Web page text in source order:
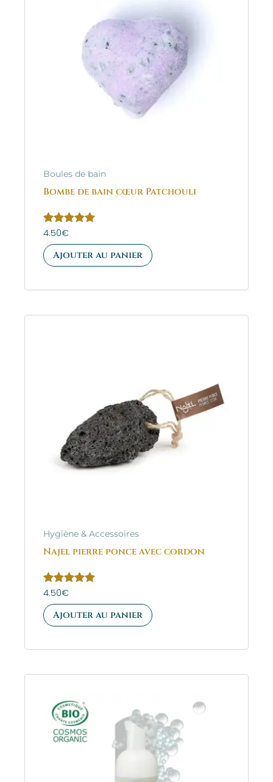
Boules de bain
Bombe de bain cœur Patchouli
Note
sur 5
4.50€
Ajouter au panier
Hygiène & Accessoires
Najel pierre ponce avec cordon
Note
sur 5
4.50€
Ajouter au panier